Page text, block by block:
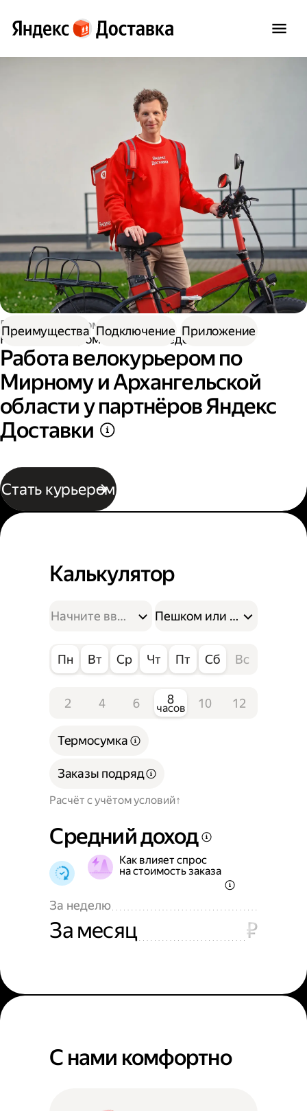
Работа курьером
Работа курьером на велосипеде
Работа велокурьером по
Мирному и Архангельской
области у партнёров Яндекс
Доставки
Стать курьером
Преимущества Подключение Приложение
Калькулятор
Пешком или на
Пн Вт Ср Чт Пт Сб Вс
2 4 6 8
часов 10 12
Расчёт с учётом условий
Термосумка
Заказы подряд
Средний доход
Как влияет спрос
на стоимость заказа
За неделю
За месяц ₽
С нами комфортно